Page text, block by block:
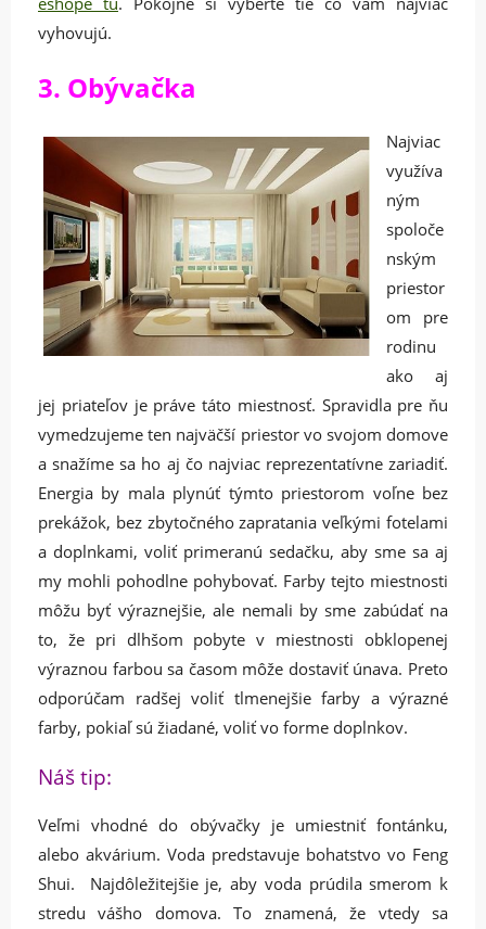
vyhovujú.
3. Obývačka
Najviac
využíva
ným
spoloče
nským
priestor
om pre
rodinu
ako aj
jej priateľov je práve táto miestnosť. Spravidla pre ňu
vymedzujeme ten najväčší priestor vo svojom domove
a snažíme sa ho aj čo najviac reprezentatívne zariadiť.
Energia by mala plynúť týmto priestorom voľne bez
prekážok, bez zbytočného zapratania veľkými fotelami
a doplnkami, voliť primeranú sedačku, aby sme sa aj
my mohli pohodlne pohybovať. Farby tejto miestnosti
môžu byť výraznejšie, ale nemali by sme zabúdať na
to, že pri dlhšom pobyte v miestnosti obklopenej
výraznou farbou sa časom môže dostaviť únava. Preto
odporúčam radšej voliť tlmenejšie farby a výrazné
farby, pokiaľ sú žiadané, voliť vo forme doplnkov.
Náš tip:
Veľmi vhodné do obývačky je umiestniť fontánku,
alebo akvárium. Voda predstavuje bohatstvo vo Feng
Shui. Najdôležitejšie je, aby voda prúdila smerom k
stredu vášho domova. To znamená, že vtedy sa